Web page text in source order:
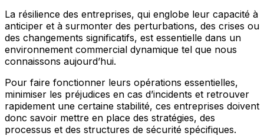
La résilience des entreprises, qui englobe leur capacité à
anticiper et à surmonter des perturbations, des crises ou
des changements significatifs, est essentielle dans un
environnement commercial dynamique tel que nous
connaissons aujourd’hui.
Pour faire fonctionner leurs opérations essentielles,
minimiser les préjudices en cas d’incidents et retrouver
rapidement une certaine stabilité, ces entreprises doivent
donc savoir mettre en place des stratégies, des
processus et des structures de sécurité spécifiques.